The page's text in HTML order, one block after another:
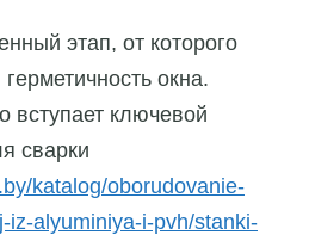
этап, от которого
окна.
вступает ключевой
сварки
katalog/oborudovanie-
iz-alyuminiya-i-pvh/stanki-